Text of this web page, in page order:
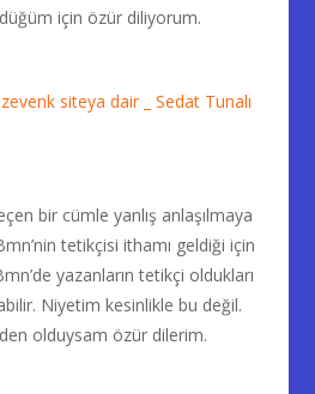
için özür diliyorum.
siteya dair _ Sedat Tunalı
bir cümle yanlış anlaşılmaya
tetikçisi ithamı geldiği için
yazanların tetikçi oldukları
Niyetim kesinlikle bu değil.
olduysam özür dilerim.